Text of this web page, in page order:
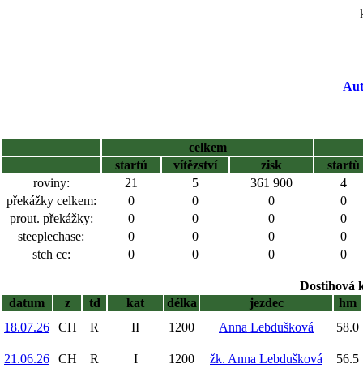
celkem
startů
vítězství zisk
startů
roviny:
21 5 361 900
4
překážky celkem:
0 0 0
0
prout. překážky:
0 0 0
0
steeplechase:
0 0 0
0
stch cc:
0 0 0 0
Dostihová
datum
z td kat délka jezdec
hm
18.07.26
CH R II 1200 Anna Lebdušková 58.0
21.06.26 CH R I 1200 žk. Anna Lebdušková 56.5